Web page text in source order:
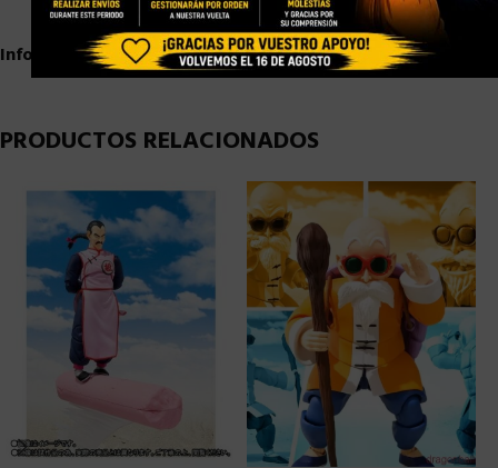
Información adicional
PRODUCTOS RELACIONADOS